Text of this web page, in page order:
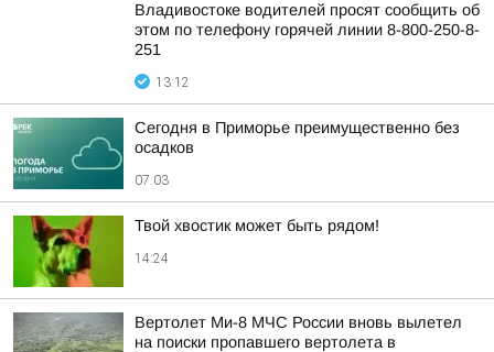
Владивостоке водителей просят сообщить об
этом по телефону горячей линии 8-800-250-8-
251
13:12
Сегодня в Приморье преимущественно без
осадков
07:03
Твой хвостик может быть рядом!
14:24
Вертолет Ми-8 МЧС России вновь вылетел
на поиски пропавшего вертолета в